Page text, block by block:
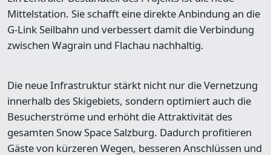
Mittelstation. Sie schafft eine direkte Anbindung an die
G-Link Seilbahn und verbessert damit die Verbindung
zwischen Wagrain und Flachau nachhaltig.
Die neue Infrastruktur stärkt nicht nur die Vernetzung
innerhalb des Skigebiets, sondern optimiert auch die
Besucherströme und erhöht die Attraktivität des
gesamten Snow Space Salzburg. Dadurch profitieren
Gäste von kürzeren Wegen, besseren Anschlüssen und